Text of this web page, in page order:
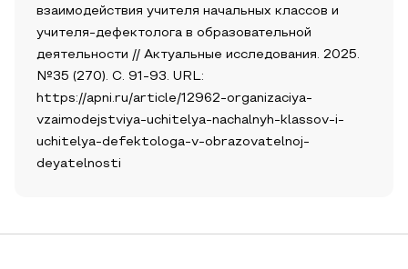
взаимодействия учителя начальных классов и
учителя-дефектолога в образовательной
деятельности // Актуальные исследования. 2025.
№35 (270). С. 91-93. URL:
https://apni.ru/article/12962-organizaciya-
vzaimodejstviya-uchitelya-nachalnyh-klassov-i-
uchitelya-defektologa-v-obrazovatelnoj-
deyatelnosti